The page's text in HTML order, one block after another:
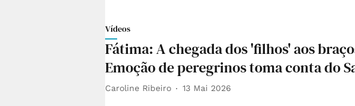
Vídeos
Fátima: A chegada dos 'filhos' aos
Emoção de peregrinos toma conta do
Caroline Ribeiro 13 Mai 2026